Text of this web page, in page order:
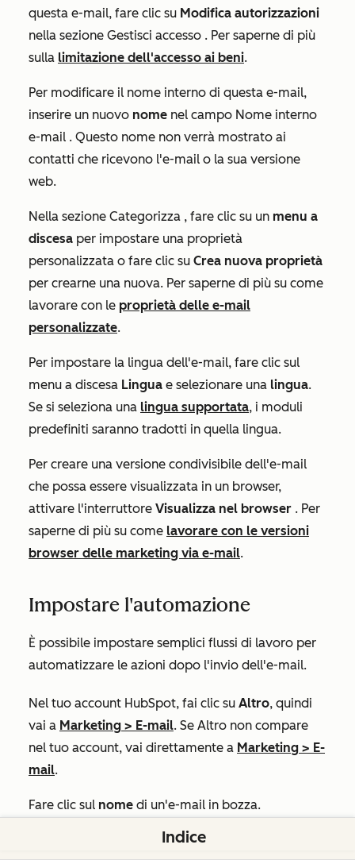
questa e-mail, fare clic su Modifica autorizzazioni
nella sezione Gestisci accesso . Per saperne di più
sulla limitazione dell'accesso ai beni.
Per modificare il nome interno di questa e-mail,
inserire un nuovo nome nel campo Nome interno
e-mail . Questo nome non verrà mostrato ai
contatti che ricevono l'e-mail o la sua versione
web.
Nella sezione Categorizza , fare clic su un menu a
discesa per impostare una proprietà
personalizzata o fare clic su Crea nuova proprietà
per crearne una nuova. Per saperne di più su come
lavorare con le proprietà delle e-mail
personalizzate.
Per impostare la lingua dell'e-mail, fare clic sul
menu a discesa Lingua e selezionare una lingua.
Se si seleziona una lingua supportata, i moduli
predefiniti saranno tradotti in quella lingua.
Per creare una versione condivisibile dell'e-mail
che possa essere visualizzata in un browser,
attivare l'interruttore Visualizza nel browser . Per
saperne di più su come lavorare con le versioni
browser delle marketing via e-mail.
Impostare l'automazione
È possibile impostare semplici flussi di lavoro per
automatizzare le azioni dopo l'invio dell'e-mail.
Nel tuo account HubSpot, fai clic su Altro, quindi
vai a Marketing > E-mail. Se Altro non compare
nel tuo account, vai direttamente a Marketing > E-
mail.
Fare clic sul nome di un'e-mail in bozza.
Nella barra laterale sinistra, fare clic sull'icona
Indice